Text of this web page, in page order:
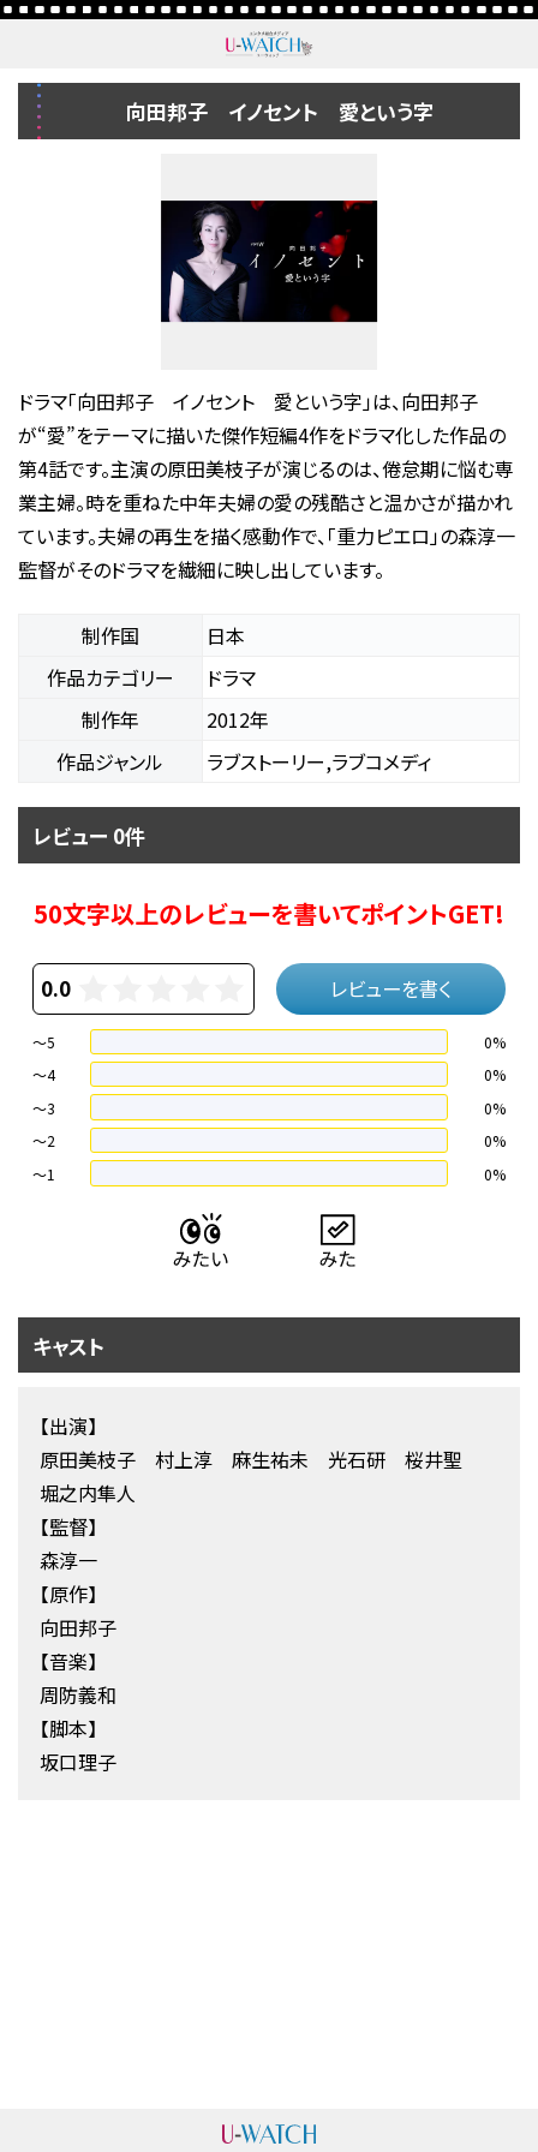
向田邦子 イノセント 愛という字
ドラマ「向田邦子 イノセント 愛という字」は、向田邦子
が“愛”をテーマに描いた傑作短編4作をドラマ化した作品の
第4話です。主演の原田美枝子が演じるのは、倦怠期に悩む専
業主婦。時を重ねた中年夫婦の愛の残酷さと温かさが描かれ
ています。夫婦の再生を描く感動作で、「重力ピエロ」の森淳一
監督がそのドラマを繊細に映し出しています。
制作国
日本
作品カテゴリー
ドラマ
制作年
2012年
作品ジャンル
ラブストーリー,ラブコメディ
レビュー 0件
50文字以上のレビューを書いてポイントGET!
0.0 レビューを書く
～5
0%
～4
0%
〜3
0%
〜2
0%
〜1
0%
キャスト
【出演】
原田美枝子 村上淳 麻生祐未 光石研 桜井聖
堀之内隼人
【監督】
森淳一
【原作】
向田邦子
【音楽】
周防義和
【脚本】
坂口理子